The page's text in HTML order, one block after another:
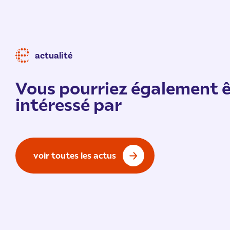
actualité
Vous pourriez également
intéressé par
voir toutes les actus